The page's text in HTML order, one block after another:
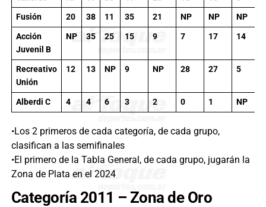
Fusión
20 38 11 35 21 NP NP NP
Acción
Juvenil B
NP 35 25 15 9 7 17 14
Recreativo
Unión
12 13 NP 9 NP 28 27 5
Alberdi C 4 4 6 3 2 0 1 NP
•Los 2 primeros de cada categoría, de cada grupo,
clasifican a las semifinales
•El primero de la Tabla General, de cada grupo, jugarán la
Zona de Plata en el 2024
Categoría 2011 – Zona de Oro